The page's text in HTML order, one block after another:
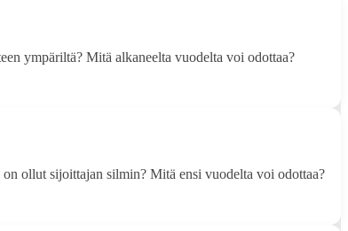
ympäriltä? Mitä alkaneelta vuodelta voi odottaa?
ollut sijoittajan silmin? Mitä ensi vuodelta voi odottaa?